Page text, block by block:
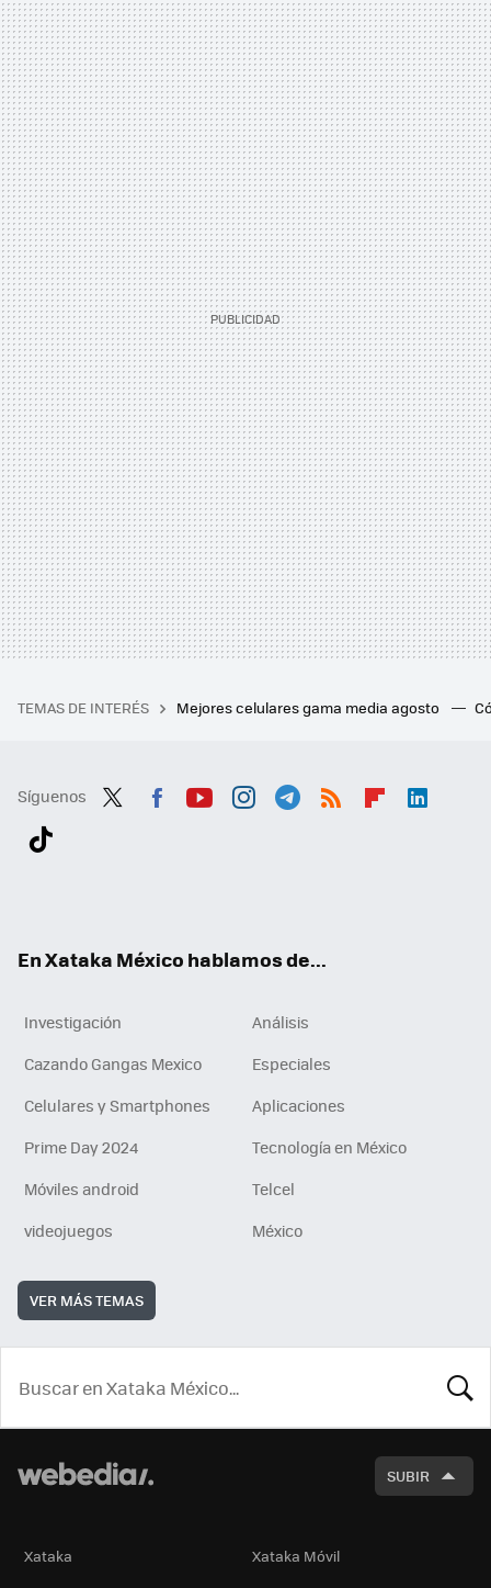
TEMAS DE INTERÉS Mejores celulares gama media agosto
Síguenos
En Xataka México hablamos de...
Investigación
Análisis
Cazando Gangas Mexico
Especiales
Celulares y Smartphones
Aplicaciones
Prime Day 2024
Tecnología en México
Móviles android
Telcel
videojuegos
México
VER MÁS TEMAS
SUBIR
Xataka
Xataka Móvil